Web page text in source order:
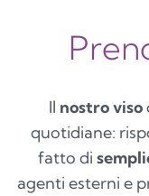
Il nostro viso
quotidiane:
fatto di
agenti esterni e